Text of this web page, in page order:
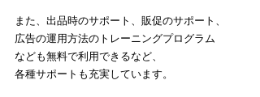
また、出品時のサポート、販促のサポート、
広告の運用方法のトレーニングプログラム
なども無料で利用できるなど、
各種サポートも充実しています。